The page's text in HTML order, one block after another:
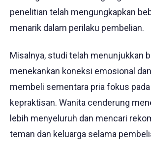
penelitian telah mengungkapkan
menarik dalam perilaku pembelian.
Misalnya, studi telah menunjukkan
menekankan koneksi emosional
membeli sementara pria fokus pada
kepraktisan. Wanita cenderung
lebih menyeluruh dan mencari
teman dan keluarga selama